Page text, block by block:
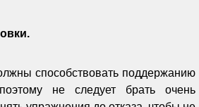
способствовать поддержанию
не следует брать очень